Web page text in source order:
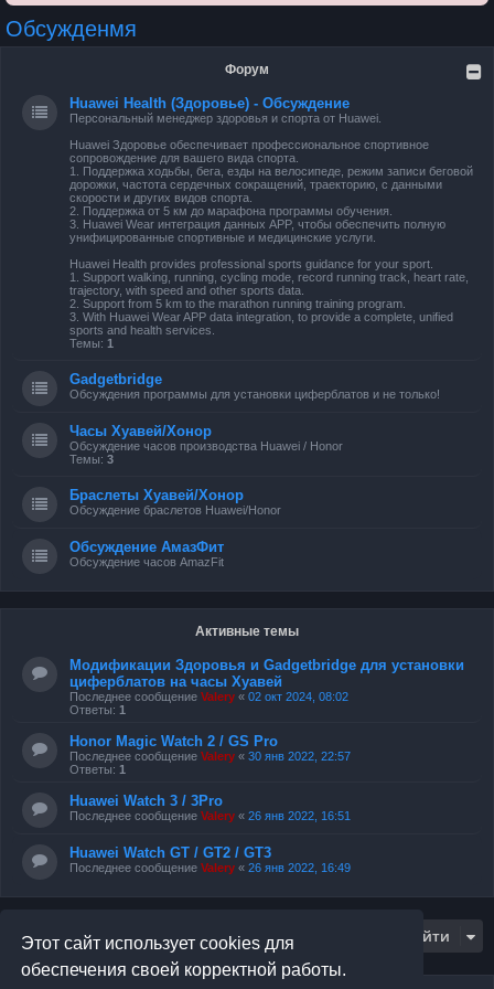
Этот сайт использует cookies для
обеспечения своей корректной работы.
Обсужденмя
Форум
Huawei Health (Здоровье) - Обсуждение
Персональный менеджер здоровья и спорта от Huawei.
Huawei Здоровье обеспечивает профессиональное спортивное
сопровождение для вашего вида спорта.
1. Поддержка ходьбы, бега, езды на велосипеде, режим записи беговой
дорожки, частота сердечных сокращений, траекторию, с данными
скорости и других видов спорта.
2. Поддержка от 5 км до марафона программы обучения.
3. Huawei Wear интеграция данных APP, чтобы обеспечить полную
унифицированные спортивные и медицинские услуги.
Huawei Health provides professional sports guidance for your sport.
1. Support walking, running, cycling mode, record running track, heart rate,
trajectory, with speed and other sports data.
2. Support from 5 km to the marathon running training program.
3. With Huawei Wear APP data integration, to provide a complete, unified
sports and health services.
Темы: 1
Gadgetbridge
Обсуждения программы для установки циферблатов и не только!
Часы Хуавей/Хонор
Обсуждение часов производства Huawei / Honor
Темы: 3
Браслеты Хуавей/Хонор
Обсуждение браслетов Huawei/Honor
Обсуждение АмазФит
Обсуждение часов AmazFit
Активные темы
Модификации Здоровья и Gadgetbridge для установки
циферблатов на часы Хуавей
Последнее сообщение Valery « 02 окт 2024, 08:02
Ответы: 1
Honor Magic Watch 2 / GS Pro
Последнее сообщение Valery « 30 янв 2022, 22:57
Ответы: 1
Huawei Watch 3 / 3Pro
Последнее сообщение Valery « 26 янв 2022, 16:51
Huawei Watch GT / GT2 / GT3
Последнее сообщение Valery « 26 янв 2022, 16:49
Перейти